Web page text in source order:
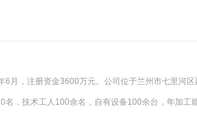
6月，注册资金3600万元。公司位于兰州市七里河
，技术工人100余名，自有设备100余台，年加工